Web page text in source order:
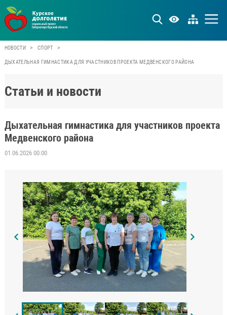
НОВОСТИ > СПОРТ >
ДЫХАТЕЛЬНАЯ ГИМНАСТИКА ДЛЯ УЧАСТНИКОВ ПРОЕКТА МЕДВЕНСКОГО РАЙОНА
Статьи и новости
Дыхательная гимнастика для участников проекта
Медвенского района
01.06.2026 00:00